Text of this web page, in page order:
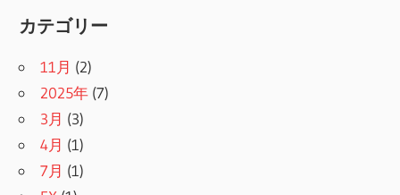
カテゴリー
11月 (2)
2025年 (7)
3月 (3)
4月 (1)
7月 (1)